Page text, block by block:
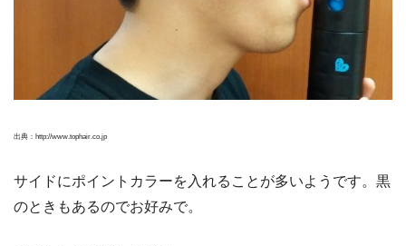
出典：http://www.tophair.co.jp
サイドにポイントカラーを入れることが多いようです。黒
のときもあるのでお好みで。